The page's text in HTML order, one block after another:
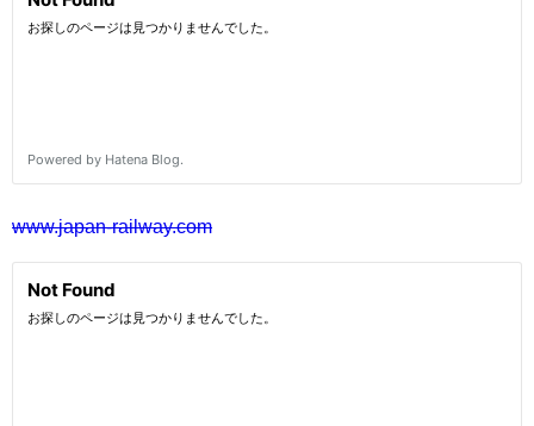
www.japan-railway.com